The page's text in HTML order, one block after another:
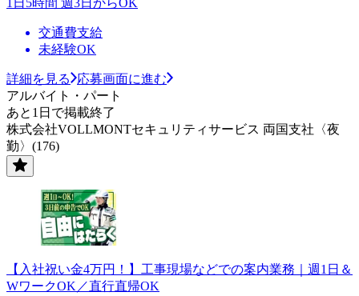
交通費支給
未経験OK
詳細を見る
応募画面に進む
アルバイト・パート
あと1日で掲載終了
株式会社VOLLMONTセキュリティサービス 両国支社〈夜
勤〉(176)
【入社祝い金4万円！】工事現場などでの案内業務｜週1日＆
WワークOK／直行直帰OK